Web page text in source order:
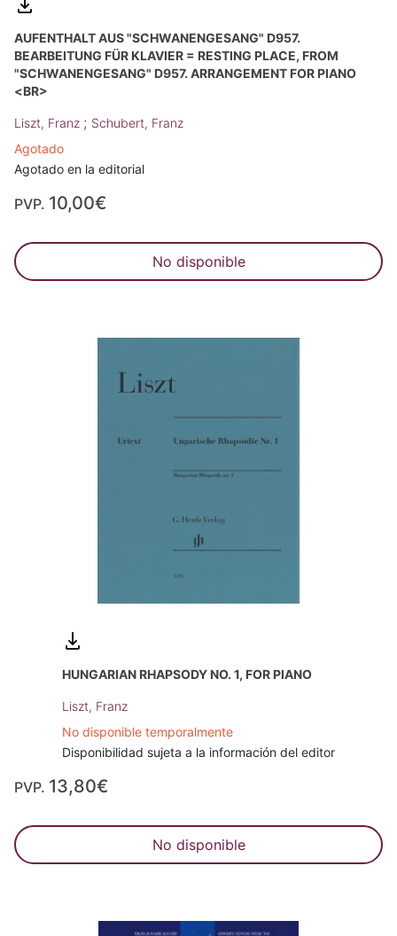
AUFENTHALT AUS "SCHWANENGESANG" D957.
BEARBEITUNG FÜR KLAVIER = RESTING PLACE, FROM
"SCHWANENGESANG" D957. ARRANGEMENT FOR PIANO
<BR>
Liszt, Franz ; Schubert, Franz
Agotado
Agotado en la editorial
PVP. 10,00€
No disponible
HUNGARIAN RHAPSODY NO. 1, FOR PIANO
Liszt, Franz
No disponible temporalmente
Disponibilidad sujeta a la información del editor
PVP. 13,80€
No disponible